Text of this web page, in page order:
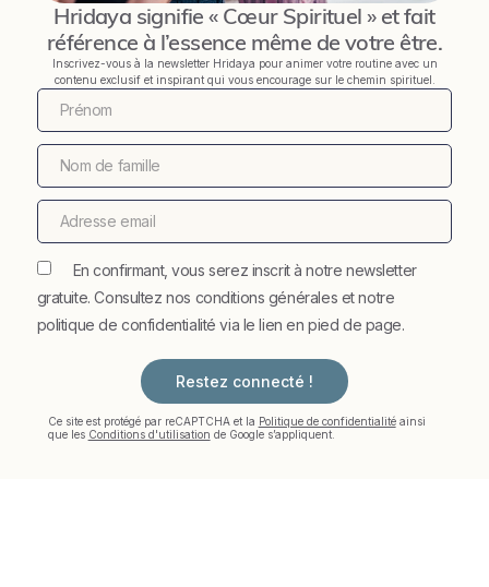
Hridaya signifie « Cœur Spirituel » et fait
référence à l’essence même de votre être.
Inscrivez-vous à la newsletter Hridaya pour animer votre routine avec un
contenu exclusif et inspirant qui vous encourage sur le chemin spirituel.
En confirmant, vous serez inscrit à notre newsletter
gratuite. Consultez nos conditions générales et notre
politique de confidentialité via le lien en pied de page.
Restez connecté !
Ce site est protégé par reCAPTCHA et la Politique de confidentialitéainsi
que les Conditions d'utilisation de Google s’appliquent.